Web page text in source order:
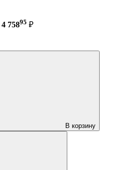
4 75895 ₽
В корзину